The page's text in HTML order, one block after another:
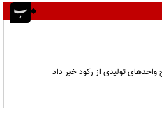
واحدهای تولیدی از رکود خبر داد